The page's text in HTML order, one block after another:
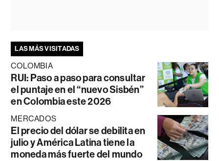
LAS MÁS VISITADAS
COLOMBIA
RUI: Paso a paso para consultar
el puntaje en el “nuevo Sisbén”
en Colombia este 2026
MERCADOS
El precio del dólar se debilita en
julio y América Latina tiene la
moneda más fuerte del mundo